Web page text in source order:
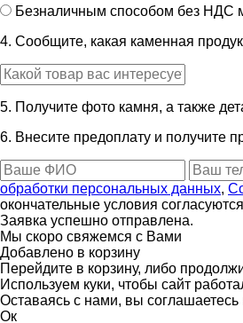
Безналичным способом без НДС
4. Сообщите, какая каменная
5. Получите фото камня, а также
6. Внесите предоплату и получите
обработки персональных данных,
окончательные условия
Заявка успешно отправлена.
Мы скоро свяжемся с Вами
Добавлено в корзину
Перейдите в корзину, либо
Используем куки, чтобы сайт
Оставаясь с нами, вы
Ок